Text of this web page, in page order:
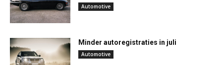
Automotive
Minder autoregistraties in juli
Automotive